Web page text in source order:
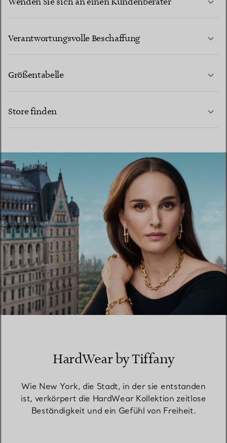
Verantwortungsvolle Beschaffung
Größentabelle
Store finden
EINEN STORE IN IHRER NÄHE FINDEN
HardWear by Tiffany
Wie New York, die Stadt, in der sie entstanden
ist, verkörpert die HardWear Kollektion zeitlose
Beständigkeit und ein Gefühl von Freiheit.